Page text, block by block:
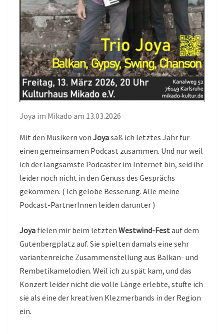
Joya im Mikado am 13.03.2026
Mit den Musikern von Joyasaß ich letztes Jahr für
einen gemeinsamen Podcast zusammen. Und nur weil
ich der langsamste Podcaster im Internet bin, seid ihr
leider noch nicht in den Genuss des Gesprächs
gekommen. ( Ich gelobe Besserung. Alle meine
Podcast-PartnerInnen leiden darunter )
Joya fielen mir beim letzten Westwind-Festauf dem
Gutenbergplatz auf. Sie spielten damals eine sehr
variantenreiche Zusammenstellung aus Balkan- und
Rembetikamelodien. Weil ich zu spät kam, und das
Konzert leider nicht die volle Länge erlebte, stufte ich
sie als eine der kreativen Klezmerbands in der Region
ein.